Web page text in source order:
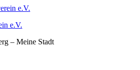
e.V.
– Meine Stadt